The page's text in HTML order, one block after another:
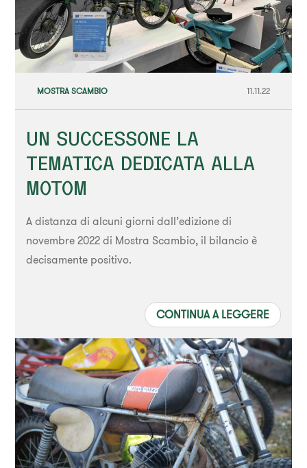
MOSTRA SCAMBIO 11.11.22
UN SUCCESSONE LA
TEMATICA DEDICATA ALLA
MOTOM
A distanza di alcuni giorni dall’edizione di
novembre 2022 di Mostra Scambio, il bilancio è
decisamente positivo.
CONTINUA A LEGGERE